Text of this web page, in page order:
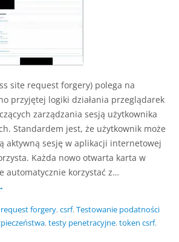
site request forgery) polega na
przyjętej logiki działania przeglądarek
zarządzania sesją użytkownika
Standardem jest, że użytkownik może
aktywną sesję w aplikacji internetowej
Każda nowo otwarta karta w
automatycznie korzystać z…
forgery,csrf,Testowanie podatności
,testy penetracyjne,token csrf,